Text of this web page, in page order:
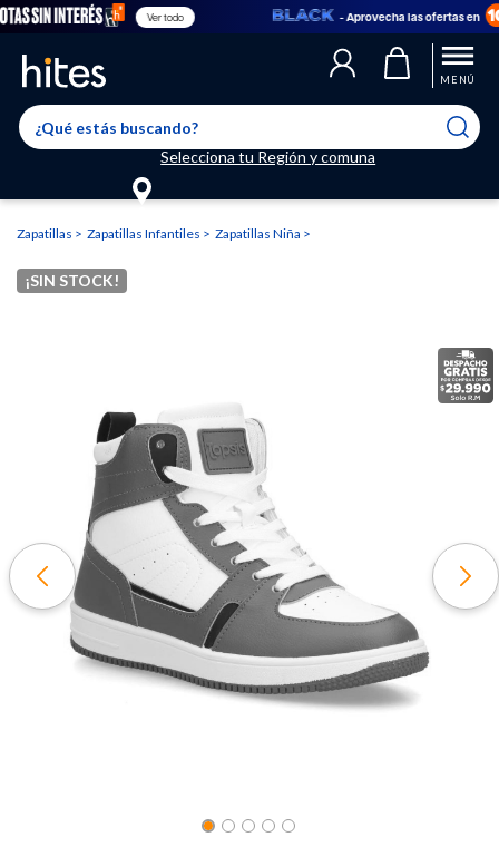
Ver todo - Aprovecha las ofertas en
MENÚ
Selecciona tu Región y comuna
El producto ha sido eliminado correctamente
El producto ha sido agregado a tu lista de favoritos correctamente
Llegaste al límite de productos favoritos permitidos, para agregar
uno nuevo ingresa a “Mi cuenta” y elimina los que ya no necesitas.
Zapatillas Zapatillas Infantiles Zapatillas Niña
¡SIN STOCK!